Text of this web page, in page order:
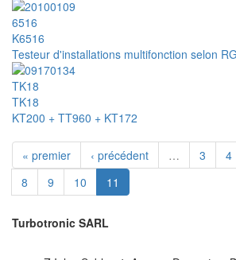
6516
K6516
Testeur d'installations multifonction selon
TK18
TK18
KT200 + TT960 + KT172
« premier ‹ précédent … 3 4
8
9 10 11
Turbotronic SARL